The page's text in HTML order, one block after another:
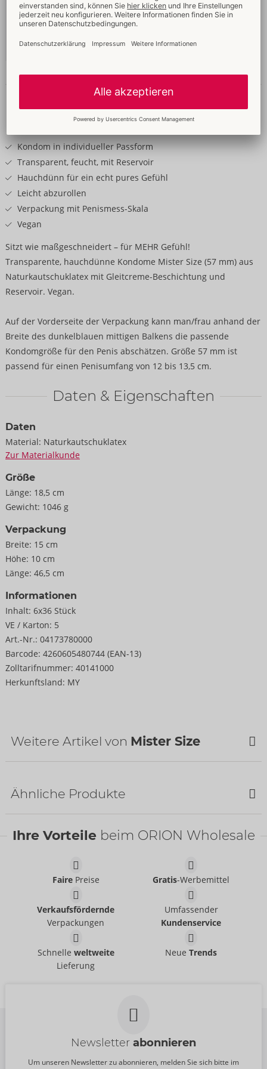
57 mm
Inhalt: 100 Stück
Ohne Verkaufsverpackung
04159520000-4260605482168 (EAN-13)
49,95 €
Details
Kondom in individueller Passform
Transparent, feucht, mit Reservoir
Hauchdünn für ein echt pures Gefühl
Leicht abzurollen
Verpackung mit Penismess-Skala
Vegan
Sitzt wie maßgeschneidert – für MEHR Gefühl!
Transparente, hauchdünne Kondome Mister Size (57 mm) aus
Naturkautschuklatex mit Gleitcreme-Beschichtung und
Reservoir. Vegan.
Auf der Vorderseite der Verpackung kann man/frau anhand der
Breite des dunkelblauen mittigen Balkens die passende
Kondomgröße für den Penis abschätzen. Größe 57 mm ist
passend für einen Penisumfang von 12 bis 13,5 cm.
Daten & Eigenschaften
Daten
Material: Naturkautschuklatex
Zur Materialkunde
Größe
Länge: 18,5 cm
Gewicht: 1046 g
Verpackung
Breite: 15 cm
Höhe: 10 cm
Länge: 46,5 cm
Informationen
Inhalt: 6x36 Stück
VE / Karton: 5
Art.-Nr.: 04173780000
Barcode: 4260605480744 (EAN-13)
Zolltarifnummer: 40141000
Herkunftsland: MY
Weitere Artikel von Mister Size
Mister Size
04173270000
60 mm
Mister Size
137,70 €
Ähnliche Produkte
53 mm
04173600000
60 mm
Ihre Vorteile beim ORION Wholesale
FairePreise Gratis-Werbemittel
Verkaufsfördernde
Verpackungen
Umfassender
Kundenservice
Schnelle weltweite
Lieferung
NeueTrends
Newsletter abonnieren
Um unseren Newsletter zu abonnieren, melden Sie sich bitte im